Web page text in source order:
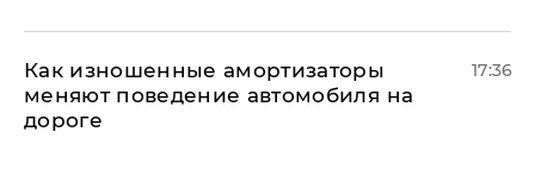
Как изношенные амортизаторы
меняют поведение автомобиля на
дороге
17:36